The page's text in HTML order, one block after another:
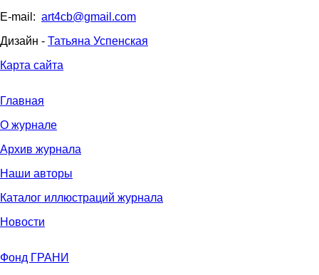
E-mail: art4cb@gmail.com
Дизайн - Татьяна Успенская
Карта сайта
Главная
О журнале
Архив журнала
Наши авторы
Каталог иллюстраций журнала
Новости
Фонд ГРАНИ